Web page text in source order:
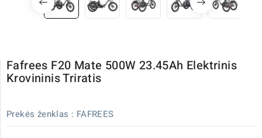
Fafrees F20 Mate 500W 23.45Ah Elektrinis
Krovininis Triratis
Prekės ženklas : FAFREES